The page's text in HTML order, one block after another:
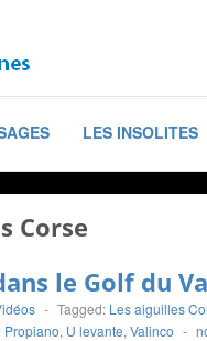
LES INSOLITES
Corse
le Golf du
- Tagged: Les aiguilles
Propiano, U levante, Valinco -